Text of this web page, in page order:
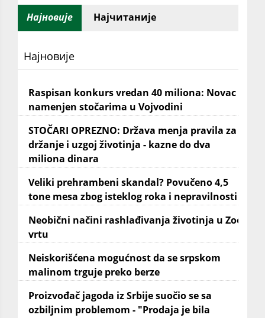
Најновије Најчитаније
Најновије
Raspisan konkurs vredan 40 miliona: Novac
namenjen stočarima u Vojvodini
STOČARI OPREZNO: Država menja pravila za
držanje i uzgoj životinja - kazne do dva
miliona dinara
Veliki prehrambeni skandal? Povučeno 4,5
tone mesa zbog isteklog roka i nepravilnosti
Neobični načini rashlađivanja životinja u Zoo
vrtu
Neiskorišćena mogućnost da se srpskom
malinom trguje preko berze
Proizvođač jagoda iz Srbije suočio se sa
ozbiljnim problemom - "Prodaja je bila